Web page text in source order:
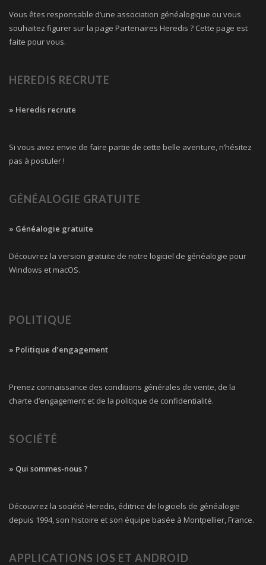
Vous êtes responsable d’une association généalogique ou vous
souhaitez figurer sur la page Partenaires Heredis ? Cette page est
faite pour vous.
HEREDIS RECRUTE
» Heredis recrute
Si vous avez envie de faire partie de cette belle aventure, n’hésitez
pas à postuler !
GÉNÉALOGIE GRATUITE
» Généalogie gratuite
Découvrez la version gratuite de notre logiciel de généalogie pour
Windows et macOS.
POLITIQUE
» Politique d’engagement
Prenez connaissance des conditions générales de vente, de la
charte d’engagement et de la politique de confidentialité.
SOCIÉTÉ
» Qui sommes-nous ?
Découvrez la société Heredis, éditrice de logiciels de généalogie
depuis 1994, son histoire et son équipe basée à Montpellier, France.
APPLICATIONS IOS ET ANDROID